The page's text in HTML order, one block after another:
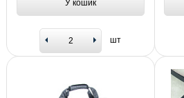
У кошик
шт